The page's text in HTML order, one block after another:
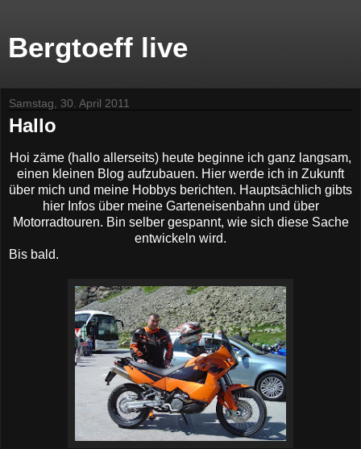
Bergtoeff live
Samstag, 30. April 2011
Hallo
Hoi zäme (hallo allerseits) heute beginne ich ganz langsam,
einen kleinen Blog aufzubauen. Hier werde ich in Zukunft
über mich und meine Hobbys berichten. Hauptsächlich gibts
hier Infos über meine Garteneisenbahn und über
Motorradtouren. Bin selber gespannt, wie sich diese Sache
entwickeln wird.
Bis bald.